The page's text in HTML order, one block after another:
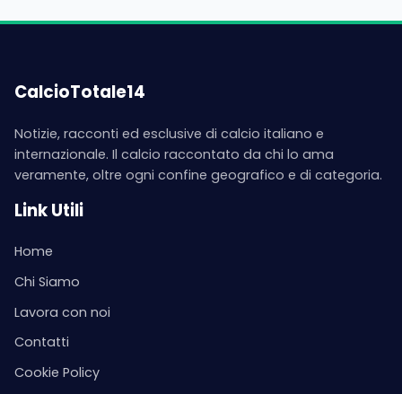
CalcioTotale14
Notizie, racconti ed esclusive di calcio italiano e
internazionale. Il calcio raccontato da chi lo ama
veramente, oltre ogni confine geografico e di categoria.
Link Utili
Home
Chi Siamo
Lavora con noi
Contatti
Cookie Policy